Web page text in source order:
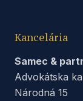
Kancelária
Samec &
Advokátska
Národná 15